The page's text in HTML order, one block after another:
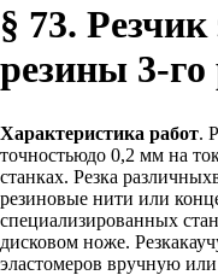
§ 73.
резины 3-го
Характеристика работ.
точностьюдо 0,2 мм на
станках. Резка
резиновые нити или
специализированных
дисковом ноже.
эластомеров вручную